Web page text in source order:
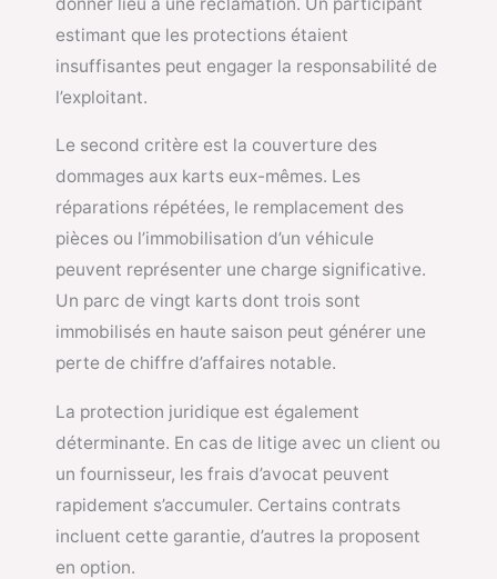
estimant que les protections étaient
insuffisantes peut engager la responsabilité de
l’exploitant.
Le second critère est la couverture des
dommages aux karts eux-mêmes. Les
réparations répétées, le remplacement des
pièces ou l’immobilisation d’un véhicule
peuvent représenter une charge significative.
Un parc de vingt karts dont trois sont
immobilisés en haute saison peut générer une
perte de chiffre d’affaires notable.
La protection juridique est également
déterminante. En cas de litige avec un client ou
un fournisseur, les frais d’avocat peuvent
rapidement s’accumuler. Certains contrats
incluent cette garantie, d’autres la proposent
en option.